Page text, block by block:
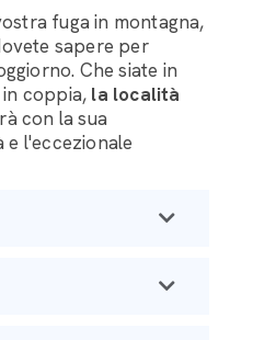
fuga in montagna,
sapere per
Che siate in
in coppia, la località
con la sua
l'eccezionale